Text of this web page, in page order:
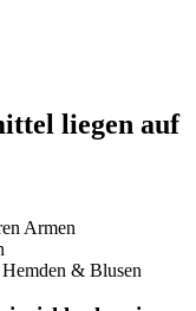
liegen auf
Armen
& Blusen